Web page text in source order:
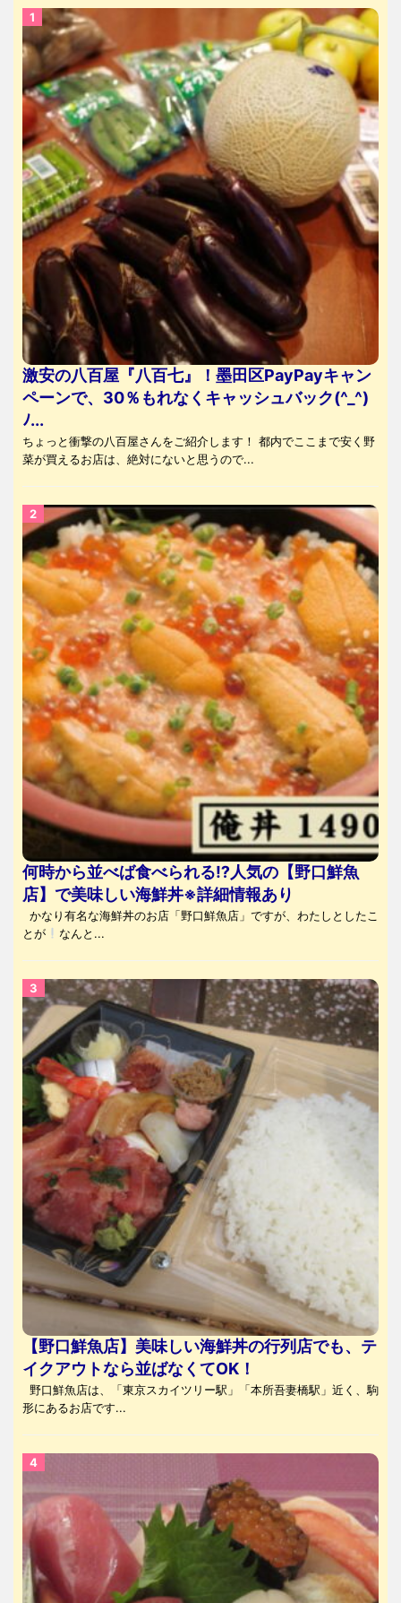
激安の八百屋『八百七』！墨田区PayPayキャン
ペーンで、30％もれなくキャッシュバック(^_^)
ﾉ...
ちょっと衝撃の八百屋さんをご紹介します！ 都内でここまで安く野
菜が買えるお店は、絶対にないと思うので...
何時から並べば食べられる⁉人気の【野口鮮魚
店】で美味しい海鮮丼※詳細情報あり
かなり有名な海鮮丼のお店「野口鮮魚店」ですが、わたしとしたこ
とが
なんと...
【野口鮮魚店】美味しい海鮮丼の行列店でも、テ
イクアウトなら並ばなくてOK！
野口鮮魚店は、「東京スカイツリー駅」「本所吾妻橋駅」近く、駒
形にあるお店です...